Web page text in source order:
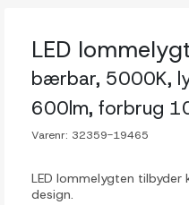
LED
bærbar, 5000K,
600lm, forbrug
Varenr: 32359-19465
LED lommelygten
design.